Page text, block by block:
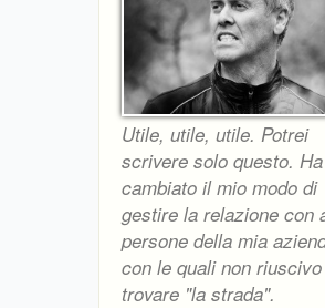
Utile, utile, utile. Potrei
scrivere solo questo. Ha
cambiato il mio modo di
gestire la relazione con
persone della mia
con le quali non
trovare "la strada".